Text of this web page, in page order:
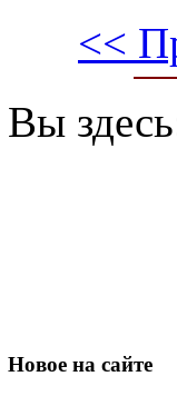
<<
Вы
Новое на сайте